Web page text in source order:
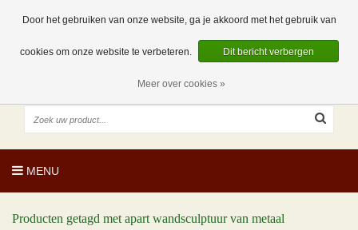
0 Artikelen
NL
EUR
MENU
Producten getagd met apart wandsculptuur van metaal
Door het gebruiken van onze website, ga je akkoord met het gebruik van
cookies om onze website te verbeteren. Dit bericht verbergen
Meer over cookies »